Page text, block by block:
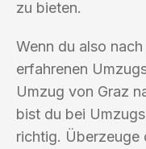
zu bieten.
Wenn du also
erfahrenen
Umzug von Graz
bist du bei
richtig. Überzeuge